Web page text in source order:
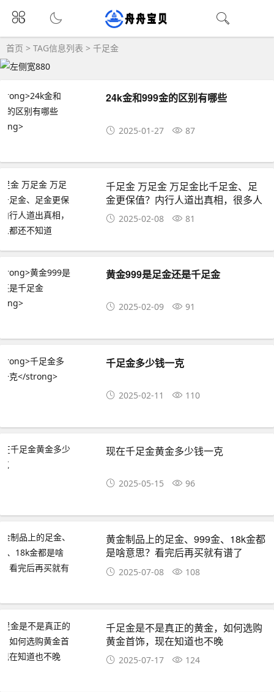
首页 > TAG信息列表 > 千足金
24k金和999金的区别有哪些
2025-01-27 87
千足金 万足金 万足金比千足金、足
金更保值？内行人道出真相，很多人
都还不知道
2025-02-08 81
黄金999是足金还是千足金
2025-02-09 91
千足金多少钱一克
2025-02-11 110
现在千足金黄金多少钱一克
2025-05-15 96
黄金制品上的足金、999金、18k金都
是啥意思？看完后再买就有谱了
2025-07-08 108
千足金是不是真正的黄金，如何选购
黄金首饰，现在知道也不晚
2025-07-17 124